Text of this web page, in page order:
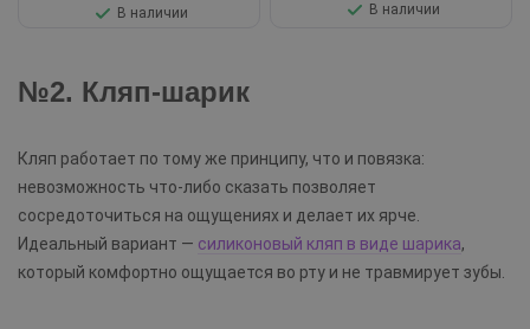
В наличии В наличии
№2. Кляп-шарик
Кляп работает по тому же принципу, что и повязка:
невозможность что-либо сказать позволяет
сосредоточиться на ощущениях и делает их ярче.
Идеальный вариант — силиконовый кляп в виде шарика,
который комфортно ощущается во рту и не травмирует зубы.